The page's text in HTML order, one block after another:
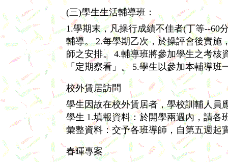
(三)學生生活輔導班：
1.學期末，凡操行成績不佳者(丁等--60
輔導。 2.每學期乙次，於操評會後實施
師之安排。 4.輔導班將參加學生之考核
「定期察看」。 5.學生以參加本輔導班
校外賃居訪問
學生因故在校外賃居者，學校訓輔人員
學生 1.填報資料：於開學兩週內，請各
彙整資料：交予各班導師，自第五週起
春暉專案